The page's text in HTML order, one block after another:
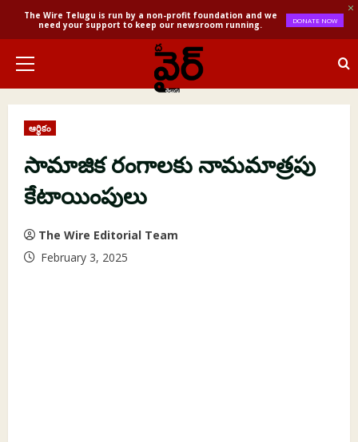
The Wire Telugu is run by a non-profit foundation and we
need your support to keep our newsroom running.
DONATE NOW
content
Primary
Menu
ఆర్థికం
సామాజిక రంగాలకు నామమాత్రపు
కేటాయింపులు
The Wire Editorial Team
February 3, 2025